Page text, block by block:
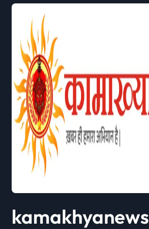
kamakhyanews